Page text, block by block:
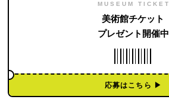
MUSEUM TICKET
美術館チケット
プレゼント開催中
応募はこちら ▶︎